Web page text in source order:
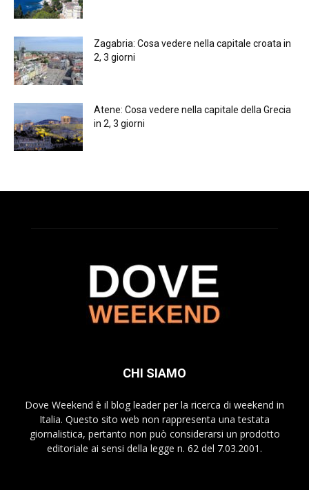
Zagabria: Cosa vedere nella capitale croata in
2, 3 giorni
Atene: Cosa vedere nella capitale della Grecia
in 2, 3 giorni
CHI SIAMO
Dove Weekend è il blog leader per la ricerca di weekend in
Italia. Questo sito web non rappresenta una testata
giornalistica, pertanto non può considerarsi un prodotto
editoriale ai sensi della legge n. 62 del 7.03.2001.